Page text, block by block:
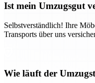
Ist mein Umzugsgut
Selbstverständlich! Ihre
Transports über uns
Wie läuft der